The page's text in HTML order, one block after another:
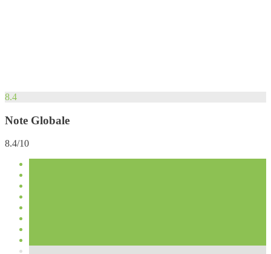
8.4
Note Globale
8.4/10